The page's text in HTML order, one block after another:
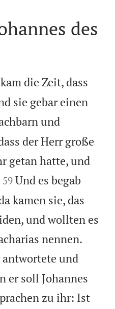
des
die Zeit, dass
sie gebar einen
und
der Herr große
getan hatte, und


59 Und es begab
kamen sie, das
und wollten es
nennen.
und
er soll Johannes
zu ihr: Ist